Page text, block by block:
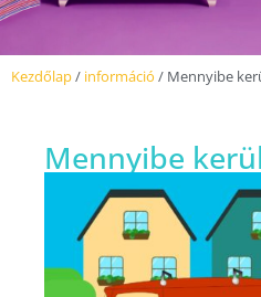
Kezdőlap/ információ / Mennyibe
Mennyibe